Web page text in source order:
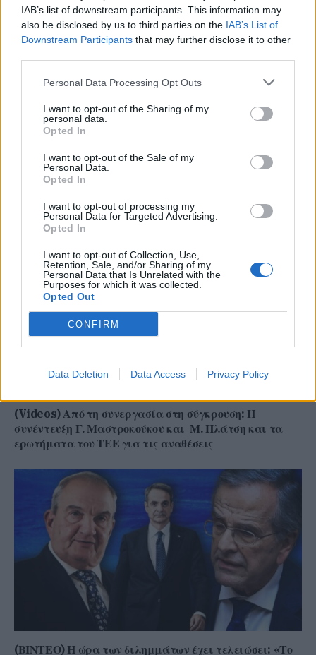
IAB’s list of downstream participants. This information may
also be disclosed by us to third parties on the IAB’s List of
Downstream Participants that may further disclose it to other
Personal Data Processing Opt Outs
I want to opt-out of the Sharing of my
personal data.
Opted In
I want to opt-out of the Sale of my
Personal Data.
Opted In
I want to opt-out of processing my
Personal Data for Targeted Advertising.
Opted In
I want to opt-out of Collection, Use,
Retention, Sale, and/or Sharing of my
Personal Data that Is Unrelated with the
Purposes for which it was collected.
Opted Out
CONFIRM
Data Deletion Data Access Privacy Policy
Με το βλέμμα στην κάλπη: πρώτα οι εθνικές, μετά οι
ενδιαφερόμενοι
(Videos) Από τη συνεργασία στη σύγκρουση: Η
συνέντευξη Γ. Μαστροκούκου και Μ. Πλάτση και τα
ερωτήματα του ΤΕΕ για τις αναθέσεις
(ΒΙΝΤΕΟ) Η ώρα των διλημμάτων έχει τελειώσει: «Το